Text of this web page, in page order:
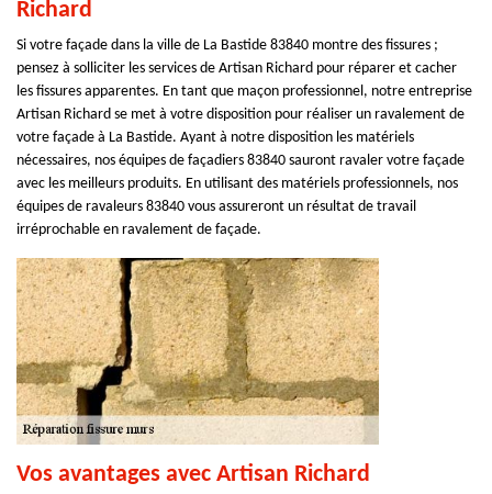
Richard
Si votre façade dans la ville de La Bastide 83840 montre des fissures ;
pensez à solliciter les services de Artisan Richard pour réparer et cacher
les fissures apparentes. En tant que maçon professionnel, notre entreprise
Artisan Richard se met à votre disposition pour réaliser un ravalement de
votre façade à La Bastide. Ayant à notre disposition les matériels
nécessaires, nos équipes de façadiers 83840 sauront ravaler votre façade
avec les meilleurs produits. En utilisant des matériels professionnels, nos
équipes de ravaleurs 83840 vous assureront un résultat de travail
irréprochable en ravalement de façade.
Vos avantages avec Artisan Richard